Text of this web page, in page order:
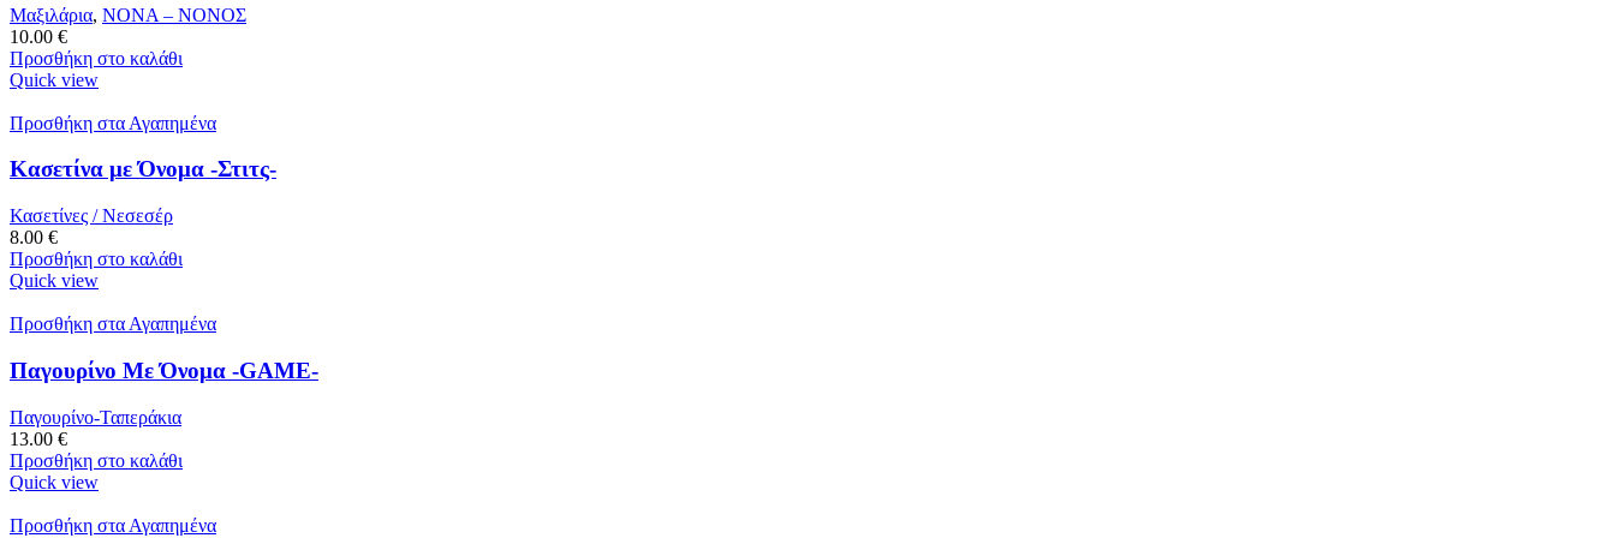
Μαξιλάρια, ΝΟΝΑ – ΝΟΝΟΣ
10.00 €
Προσθήκη στο καλάθι
Quick view
Προσθήκη στα Αγαπημένα
Κασετίνα με Όνομα -Στιτς-
Κασετίνες / Νεσεσέρ
8.00 €
Προσθήκη στο καλάθι
Quick view
Προσθήκη στα Αγαπημένα
Παγουρίνο Με Όνομα -GAME-
Παγουρίνο-Ταπεράκια
13.00 €
Προσθήκη στο καλάθι
Quick view
Προσθήκη στα Αγαπημένα